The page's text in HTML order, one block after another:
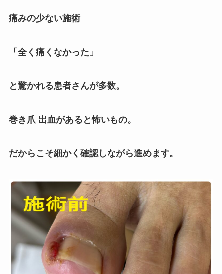
痛みの少ない施術
「全く痛くなかった」
と驚かれる患者さんが多数。
巻き爪 出血があると怖いもの。
だからこそ細かく確認しながら進めます。